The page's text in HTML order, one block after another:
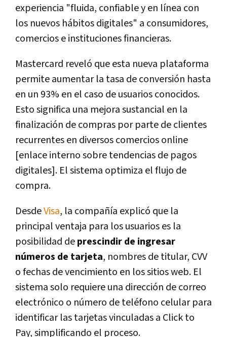
experiencia "fluida, confiable y en línea con
los nuevos hábitos digitales" a consumidores,
comercios e instituciones financieras.
Mastercard reveló que esta nueva plataforma
permite aumentar la tasa de conversión hasta
en un 93% en el caso de usuarios conocidos.
Esto significa una mejora sustancial en la
finalización de compras por parte de clientes
recurrentes en diversos comercios online
[enlace interno sobre tendencias de pagos
digitales]. El sistema optimiza el flujo de
compra.
DesdeVisa, la compañía explicó que la
principal ventaja para los usuarios es la
posibilidad deprescindir de ingresar
números de tarjeta, nombres de titular, CVV
o fechas de vencimiento en los sitios web. El
sistema solo requiere una dirección de correo
electrónico o número de teléfono celular para
identificar las tarjetas vinculadas a Click to
Pay, simplificando el proceso.